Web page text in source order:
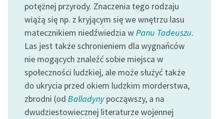
E-kolekcja lektur
szkolnych i literatury do
słuchania dla uczennic i
uczniów z
niepełnosprawnościami
Feministyczne inspiracje.
Popularyzacja
skandynawskiej literatury
feministycznej
potężnej przyrody. Znaczenia tego rodzaju
wiążą się np. z kryjącym się we wnętrzu lasu
matecznikiem niedźwiedzia wPanu Tadeuszu.
Las jest także schronieniem dla wygnańców
nie mogących znaleźć sobie miejsca w
społeczności ludzkiej, ale może służyć także
do ukrycia przed okiem ludzkim morderstwa,
zbrodni (od Balladynypocząwszy, a na
dwudziestowiecznej literaturze wojennej